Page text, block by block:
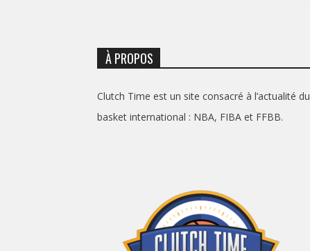
À PROPOS
Clutch Time est un site consacré à l’actualité du
basket international : NBA, FIBA et FFBB.